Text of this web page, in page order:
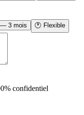
3 mois 🕐 Flexible
confidentiel